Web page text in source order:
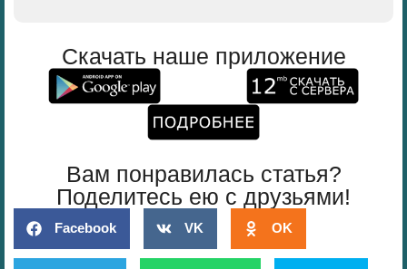
Скачать наше приложение
Вам понравилась статья?
Поделитесь ею с друзьями!
Facebook VK OK